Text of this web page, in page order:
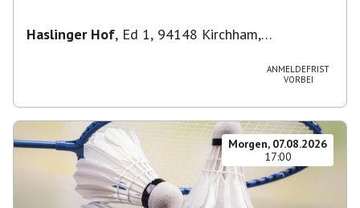
Haslinger Hof, Ed 1, 94148 Kirchham,
ANMELDEFRIST
VORBEI
Morgen, 07.08.2026
17:00